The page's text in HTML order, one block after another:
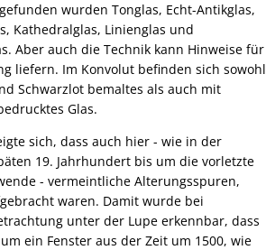
wurden Tonglas, Echt-Antikglas,
Kathedralglas, Linienglas und
Aber auch die Technik kann Hinweise für
liefern. Im Konvolut befinden sich sowohl
Schwarzlot bemaltes als auch mit
Glas.
sich, dass auch hier - wie in der
19. Jahrhundert bis um die vorletzte
- vermeintliche Alterungsspuren,
waren. Damit wurde bei
unter der Lupe erkennbar, dass
ein Fenster aus der Zeit um 1500, wie